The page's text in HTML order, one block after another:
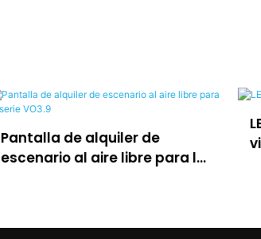
virtual, XR y Film Studios